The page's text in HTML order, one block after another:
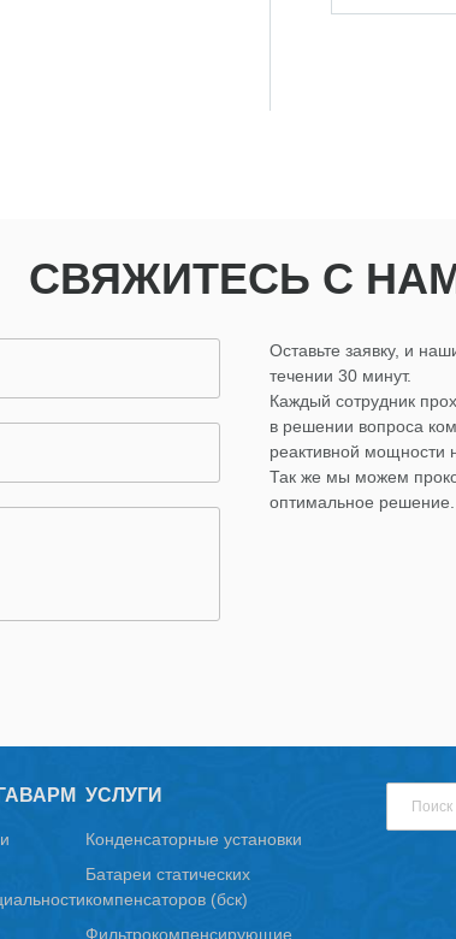
СВЯЖИТЕСЬ С
Оставьте заявку, и
течении 30 минут.
Каждый сотрудник
в решении вопроса
реактивной мощности
Так же мы можем
оптимальное решение.
УСЛУГИ
Конденсаторные установки
Батареи статических
компенсаторов (бск)
Фильтрокомпенсирующие